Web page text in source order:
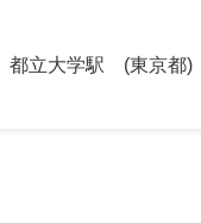
都立大学駅 (東京都)